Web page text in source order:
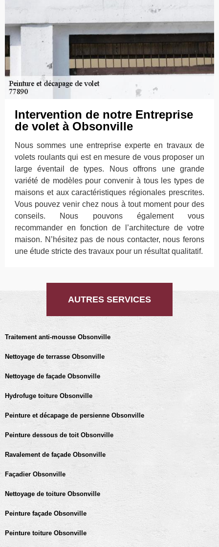
Intervention de notre Entreprise
de volet à Obsonville
Nous sommes une entreprise experte en travaux de
volets roulants qui est en mesure de vous proposer un
large éventail de types. Nous offrons une grande
variété de modèles pour convenir à tous les types de
maisons et aux caractéristiques régionales prescrites.
Vous pouvez venir chez nous à tout moment pour des
conseils. Nous pouvons également vous
recommander en fonction de l’architecture de votre
maison. N’hésitez pas de nous contacter, nous ferons
une étude stricte des travaux pour un résultat qualitatif.
AUTRES SERVICES
Traitement anti-mousse Obsonville
Nettoyage de terrasse Obsonville
Nettoyage de façade Obsonville
Hydrofuge toiture Obsonville
Peinture et décapage de persienne Obsonville
Peinture dessous de toit Obsonville
Ravalement de façade Obsonville
Façadier Obsonville
Nettoyage de toiture Obsonville
Peinture façade Obsonville
Peinture toiture Obsonville